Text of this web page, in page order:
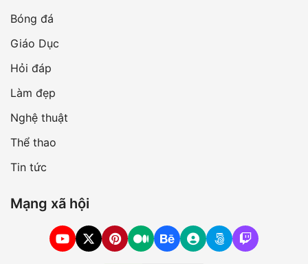
Bóng đá
Giáo Dục
Hỏi đáp
Làm đẹp
Nghệ thuật
Thể thao
Tin tức
Mạng xã hội